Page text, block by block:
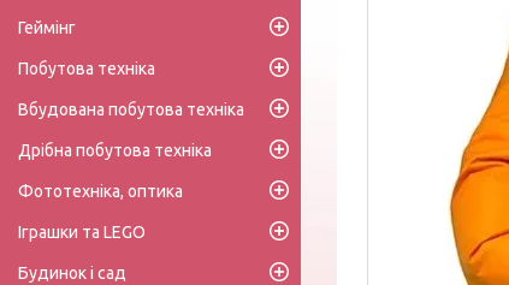
Геймінг
Побутова техніка
Вбудована побутова техніка
Дрібна побутова техніка
Фототехніка, оптика
Іграшки та LEGO
Будинок і сад